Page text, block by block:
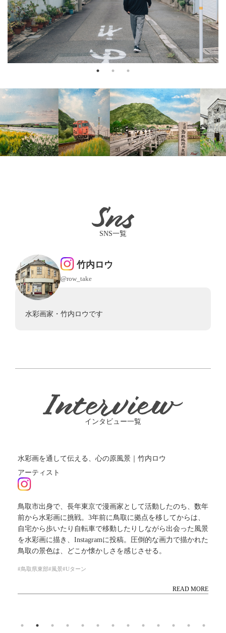
SNS一覧
竹内ロウ
@row_take
水彩画家・竹内ロウです
インタビュー一覧
水彩画を通して伝える、心の原風景｜竹内ロウ
アーティスト
鳥取市出身で、長年東京で漫画家として活動したのち、数年
前から水彩画に挑戦。3年前に鳥取に拠点を移してからは、
自宅から歩いたり自転車で移動したりしながら出会った風景
を水彩画に描き、Instagramに投稿。圧倒的な画力で描かれた
鳥取の景色は、どこか懐かしさを感じさせる。
鳥取県東部 風景 Uターン
READ MORE